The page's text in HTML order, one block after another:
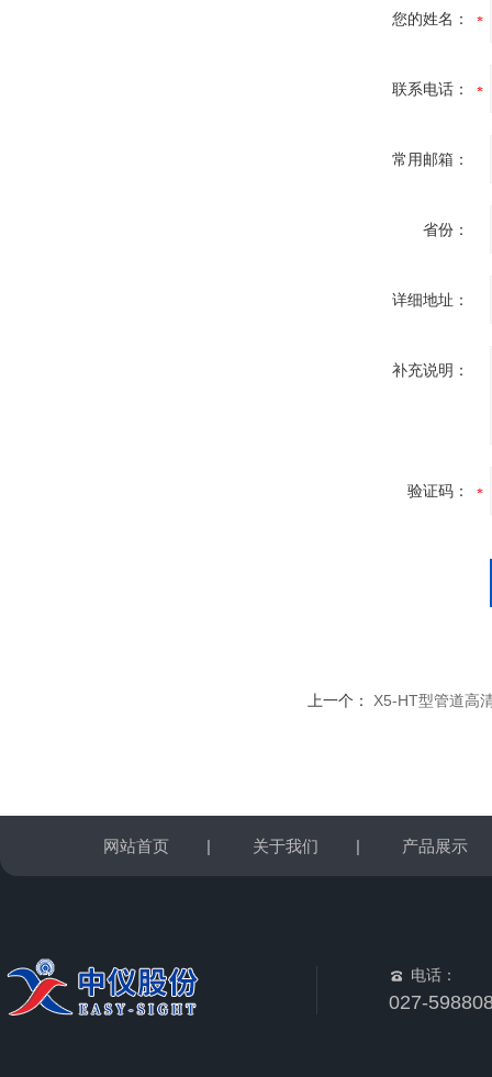
您的姓名：
联系电话：
常用邮箱：
省份：
详细地址：
补充说明：
验证码：
上一个： X5-HT型管道高
网站首页 | 关于我们 | 产品展示
电话：
027-